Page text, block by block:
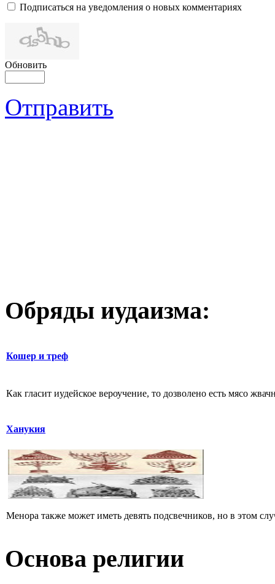
Подписаться на уведомления о новых комментариях
Обновить
Отправить
Обряды иудаизма:
Кошер и треф
Как гласит иудейское вероучение, то дозволено есть мясо
Ханукия
Менора также может иметь девять подсвечников, но в этом
Основа религии